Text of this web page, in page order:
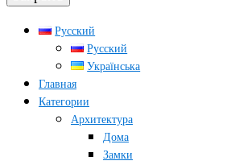
Русский
Русский
Українська
Главная
Категории
Архитектура
Дома
Замки